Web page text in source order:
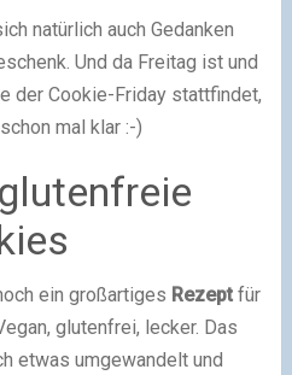
natürlich auch Gedanken
Und da Freitag ist und
der Cookie-Friday stattfindet,
mal klar :-)
ein großartiges Rezeptfür
glutenfrei, lecker. Das
etwas umgewandelt und